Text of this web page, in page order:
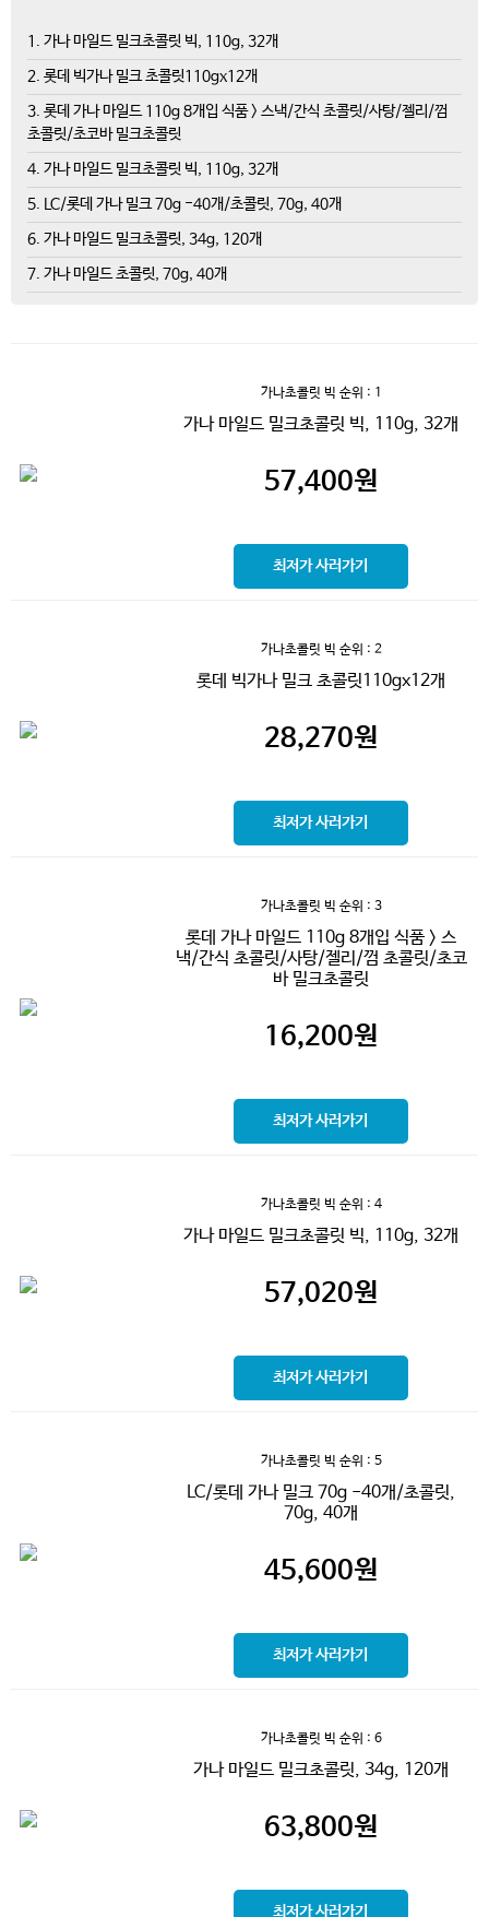
1. 가나 마일드 밀크초콜릿 빅, 110g, 32개
2. 롯데 빅가나 밀크 초콜릿110gx12개
3. 롯데 가나 마일드 110g 8개입 식품 > 스낵/간식 초콜릿/사탕/젤리/껌
초콜릿/초코바 밀크초콜릿
4. 가나 마일드 밀크초콜릿 빅, 110g, 32개
5. LC/롯데 가나 밀크 70g -40개/초콜릿, 70g, 40개
6. 가나 마일드 밀크초콜릿, 34g, 120개
7. 가나 마일드 초콜릿, 70g, 40개
가나초콜릿 빅 순위 : 1
가나 마일드 밀크초콜릿 빅, 110g, 32개
57,400원
최저가 사러가기
가나초콜릿 빅 순위 : 2
롯데 빅가나 밀크 초콜릿110gx12개
28,270원
최저가 사러가기
가나초콜릿 빅 순위 : 3
롯데 가나 마일드 110g 8개입 식품 > 스
낵/간식 초콜릿/사탕/젤리/껌 초콜릿/초코
바 밀크초콜릿
16,200원
최저가 사러가기
가나초콜릿 빅 순위 : 4
가나 마일드 밀크초콜릿 빅, 110g, 32개
57,020원
최저가 사러가기
가나초콜릿 빅 순위 : 5
LC/롯데 가나 밀크 70g -40개/초콜릿,
70g, 40개
45,600원
최저가 사러가기
가나초콜릿 빅 순위 : 6
가나 마일드 밀크초콜릿, 34g, 120개
63,800원
최저가 사러가기